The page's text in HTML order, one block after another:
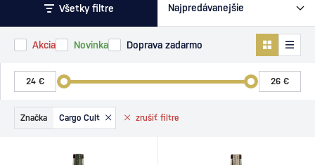
Všetky filtre
Akcia Novinka Doprava zadarmo
zrušiť filtre
Značka Cargo Cult